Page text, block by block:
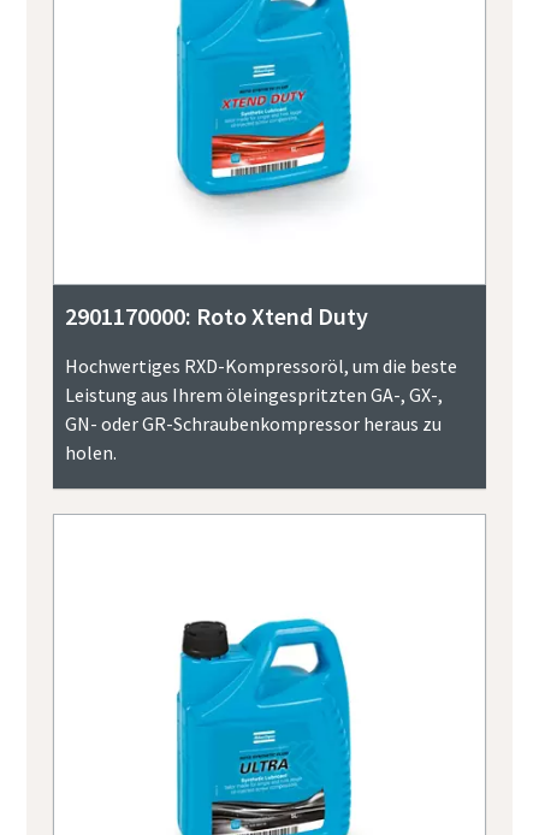
2901170000: Roto Xtend Duty
Hochwertiges RXD-Kompressoröl, um die beste
Leistung aus Ihrem öleingespritzten GA-, GX-,
GN- oder GR-Schraubenkompressor heraus zu
holen.